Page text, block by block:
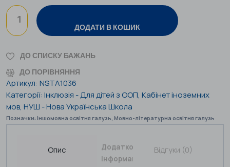
ДОДАТИ В КОШИК
ДО СПИСКУ БАЖАНЬ
ДО ПОРІВНЯННЯ
Артикул: NSTA1036
Категорії: Інклюзія - Для дітей з ООП, Кабінет іноземних
мов, НУШ - Нова Українська Школа
Позначки: Іншомовна освітня галузь Мовно-літературна освітня галузь
Опис
Додаткова
інформація
Відгуки (0)